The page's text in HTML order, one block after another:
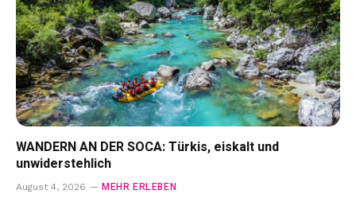
WANDERN AN DER SOCA: Türkis, eiskalt und
unwiderstehlich
August 4, 2026 MEHR ERLEBEN